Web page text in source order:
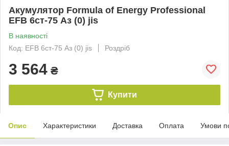
Акумулятор Formula of Energy Professional
EFB 6ст-75 Аз (0) jis
В наявності
Код: EFB 6ст-75 Аз (0) jis
Роздріб
3 564 ₴
Купити
Опис Характеристики Доставка Оплата Умови